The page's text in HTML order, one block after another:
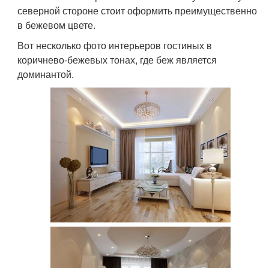
северной стороне стоит оформить преимущественно
в бежевом цвете.
Вот несколько фото интерьеров гостиных в
коричнево-бежевых тонах, где беж является
доминантой.